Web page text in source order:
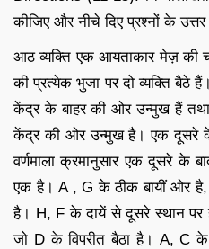
कीजिए और नीचे दिए प्रश्नों के उत्तर
आठ व्यक्ति एक आयताकार मेज़ की
की प्रत्येक भुजा पर दो व्यक्ति बैठे
केंद्र के बाहर की ओर उन्मुख हैं तथा
केंद्र की ओर उन्मुख है। एक दूसरे के
वर्णमाला क्रमानुसार एक दूसरे के
एक है। A , G के ठीक बायीं ओर है,
है। H, F के दायें से दूसरे स्थान
जो D के विपरीत बैठा है। A, C